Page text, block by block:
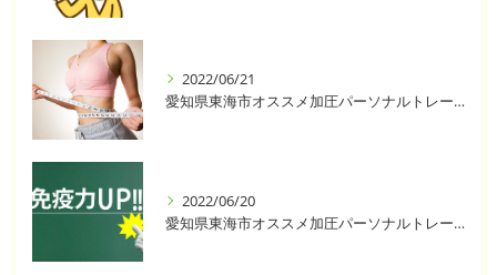
2022/06/21
愛知県東海市オススメ加圧パーソナルトレーニングジム One❣️
2022/06/20
愛知県東海市オススメ加圧パーソナルトレーニングジム One❣️